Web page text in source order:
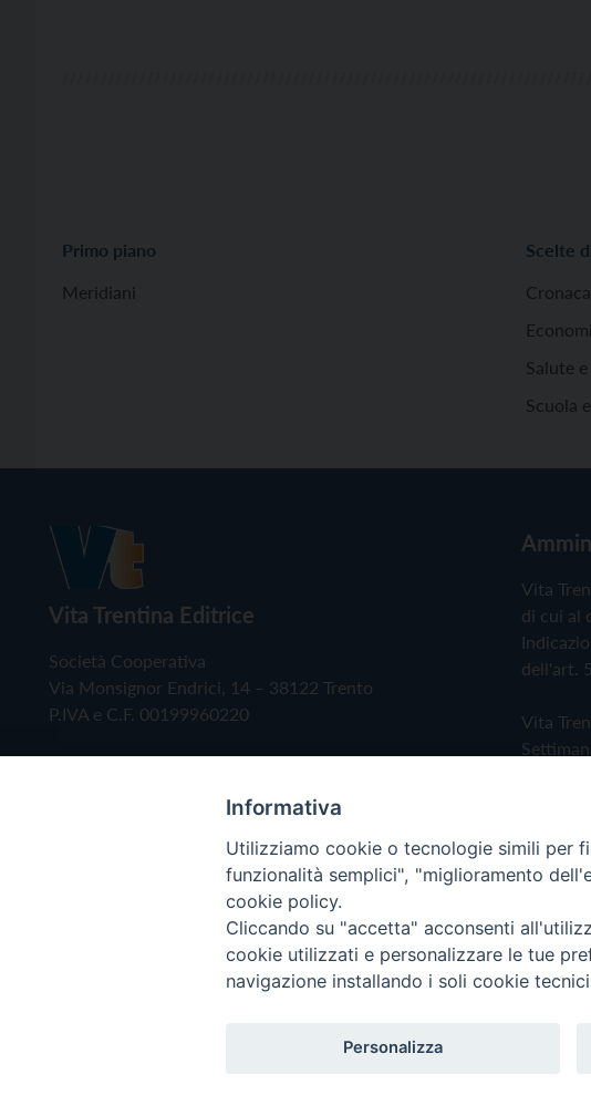
Primo piano
Meridiani
Scelte
Cronaca
Salute
Scuola
Vita Trentina Editrice
Società Cooperativa
Via Monsignor Endrici, 14 – 38122 Trento
P.IVA e C.F. 00199960220
Vita
di cui al
dell'art.
Vita
Copyright © 2019 - Tutti i diritti riservati - Vita Trentina
Informativa
Utilizziamo cookie o tecnologie simili per
funzionalità semplici", "miglioramento
cookie policy.
Cliccando su "accetta" acconsenti
cookie utilizzati e personalizzare le tue
navigazione installando i soli cookie
Personalizza